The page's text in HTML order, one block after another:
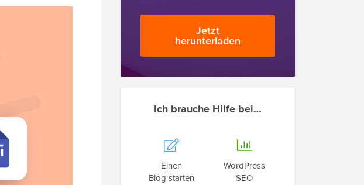
Jetzt
herunterladen
Ich brauche Hilfe bei…
Einen
Blog starten
WordPress
SEO